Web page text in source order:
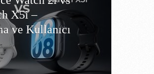
X5i –
ve Kullanıcı